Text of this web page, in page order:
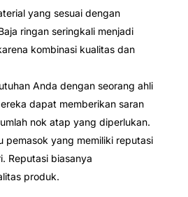
yang sesuai dengan
ringan seringkali menjadi
kombinasi kualitas dan
Anda dengan seorang ahli
dapat memberikan saran
nok atap yang diperlukan.
pemasok yang memiliki reputasi
Reputasi biasanya
produk.